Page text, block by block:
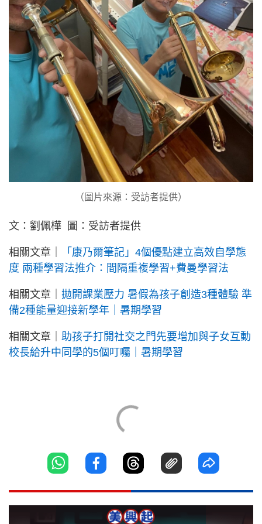
（圖片來源：受訪者提供）
文：劉佩樺 圖：受訪者提供
相關文章｜
「康乃爾筆記」4個優點建立高效自學態
度 兩種學習法推介：間隔重複學習+費曼學習法
相關文章｜ 拋開課業壓力 暑假為孩子創造3種體驗 準
備2種能量迎接新學年｜暑期學習
相關文章｜ 助孩子打開社交之門先要增加與子女互動
校長給升中同學的5個叮囑｜暑期學習